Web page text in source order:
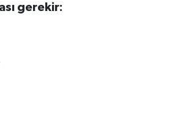
gerekir: